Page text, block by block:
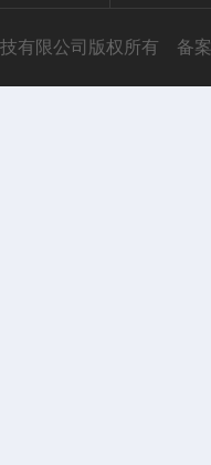
有限公司版权所有 备